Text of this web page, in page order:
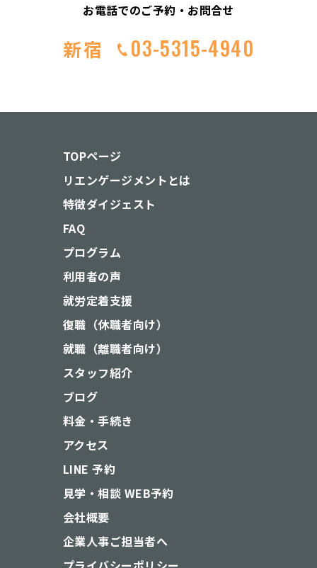
お電話でのご予約・お問合せ
新宿 03-5315-4940
TOPページ
リエンゲージメントとは
特徴ダイジェスト
FAQ
プログラム
利用者の声
就労定着支援
復職（休職者向け）
就職（離職者向け）
スタッフ紹介
ブログ
料金・手続き
アクセス
LINE 予約
見学・相談 WEB予約
会社概要
企業人事ご担当者へ